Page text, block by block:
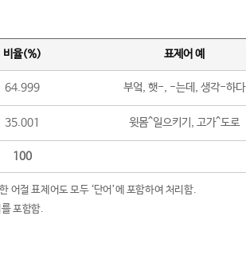
비율(%) 표제어 예
64.999 부엌, 햇-, -는데, 생각-하다
35.001 윗몸^일으키기, 고가^도로
100
어절 표제어도 모두 ‘단어’에 포함하여 처리함.
포함함.